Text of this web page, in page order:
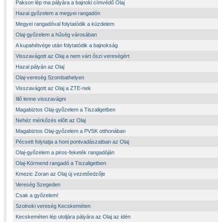
Pakson lép ma pályára a bajnoki címvédő Olaj
Hazai győzelem a megyei rangadón
Megyei rangadóval folytatódik a küzdelem
Olaj-győzelem a hűség városában
A kupahétvége után folytatódik a bajnokság
Visszavágott az Olaj a nem várt őszi vereségért
Hazai pályán az Olaj
Olaj-vereség Szombathelyen
Visszavágott az Olaj a ZTE-nek
Illő lenne visszavágni
Magabiztos Olaj-győzelem a Tiszaligetben
Nehéz mérkőzés előtt az Olaj
Magabiztos Olaj-győzelem a PVSK otthonában
Pécsett folytatja a honi pontvadászatban az Olaj
Olaj-győzelem a piros-feketék rangadóján
Olaj-Körmend rangadó a Tiszaligetben
Kmezic Zoran az Olaj új vezetőedzője
Vereség Szegeden
Csak a győzelem!
Szolnoki vereség Kecskeméten
Kecskeméten lép utoljára pályára az Olaj az idén